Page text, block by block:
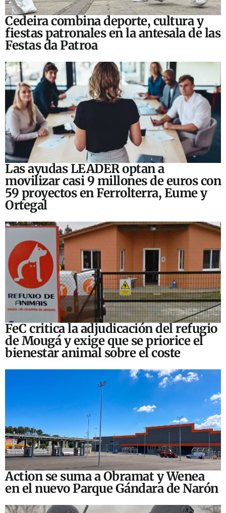
Cedeira combina deporte, cultura y
fiestas patronales en la antesala de las
Festas da Patroa
Las ayudas LEADER optan a
movilizar casi 9 millones de euros con
59 proyectos en Ferrolterra, Eume y
Ortegal
FeC critica la adjudicación del refugio
de Mougá y exige que se priorice el
bienestar animal sobre el coste
Action se suma a Obramat y Wenea
en el nuevo Parque Gándara de Narón